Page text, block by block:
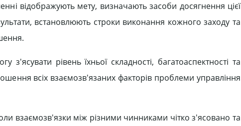
відображують мету, визначають засоби досягнення цієї
встановлюють строки виконання кожного заходу та
рівень їхньої складності, багатоаспектності та
всіх взаємозв'язаних факторів проблеми управління
взаємозв'язки між різними чинниками чітко з'ясовано та